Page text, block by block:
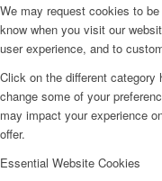
We may request cookies to
know when you visit our
user experience, and to
Click on the different
change some of your
may impact your experience
offer.
Essential Website Cookies